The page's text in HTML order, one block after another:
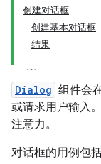
创建对话框
创建基本对话框
结果
Dialog 组件会
或请求用户输入
注意力。
对话框的用例包括